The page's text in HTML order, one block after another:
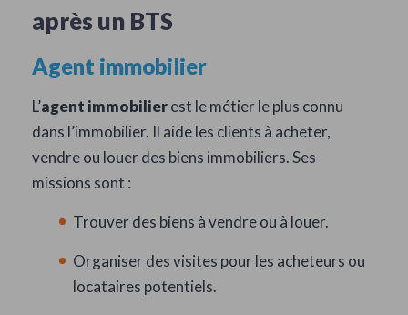
après un BTS
Agent immobilier
L’agent immobilierest le métier le plus connu
dans l’immobilier. Il aide les clients à acheter,
vendre ou louer des biens immobiliers. Ses
missions sont :
Trouver des biens à vendre ou à louer.
Organiser des visites pour les acheteurs ou
locataires potentiels.